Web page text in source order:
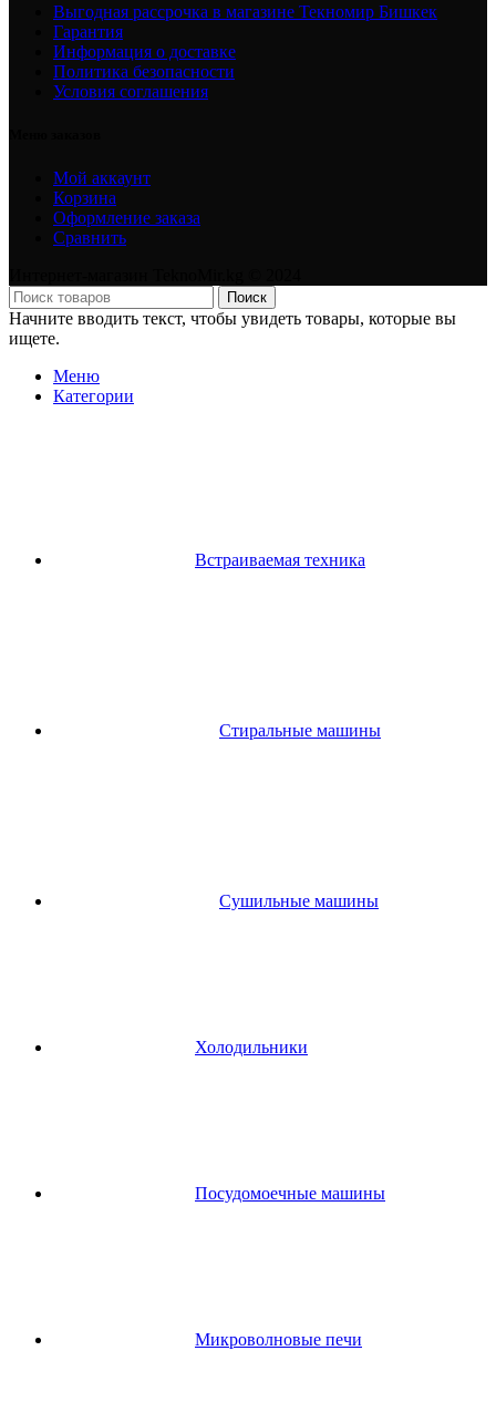
Выгодная рассрочка в магазине Текномир Бишкек
Гарантия
Информация о доставке
Политика безопасности
Условия соглашения
Мой аккаунт
Корзина
Оформление заказа
Сравнить
Поиск
Начните вводить текст, чтобы увидеть товары, которые вы
ищете.
Меню
Категории
Встраиваемая техника
Стиральные машины
Сушильные машины
Холодильники
Посудомоечные машины
Микроволновые печи